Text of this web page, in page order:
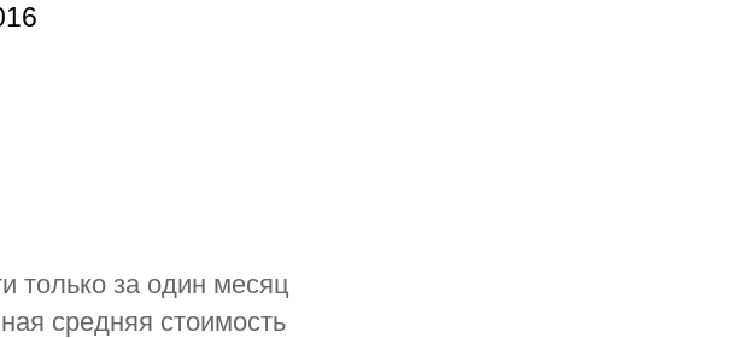
только за один месяц
средняя стоимость